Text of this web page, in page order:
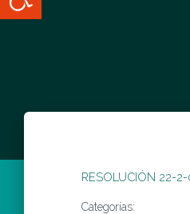
RESOLUCIÓN 22-
Categorías: